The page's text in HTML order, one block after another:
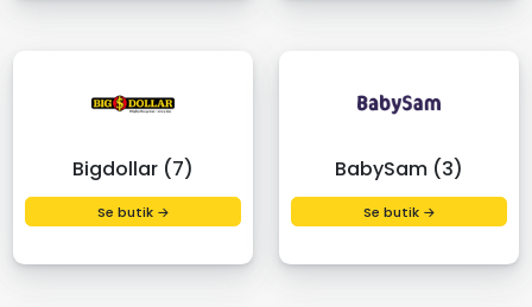
Bigdollar (7)
Se butik →
BabySam (3)
Se butik →